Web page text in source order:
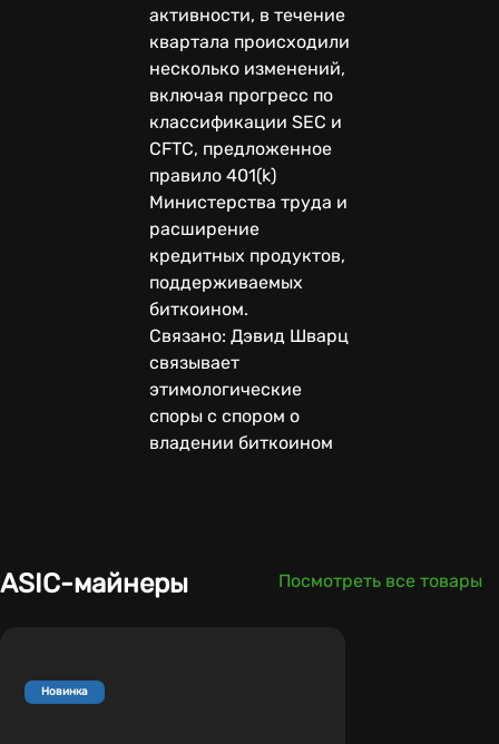
активности, в течение
квартала происходили
несколько изменений,
включая прогресс по
классификации SEC и
CFTC, предложенное
правило 401(k)
Министерства труда и
расширение
кредитных продуктов,
поддерживаемых
биткоином.
Связано: Дэвид Шварц
связывает
этимологические
споры с спором о
владении биткоином
ASIC-майнеры Посмотреть все товары
Новинка